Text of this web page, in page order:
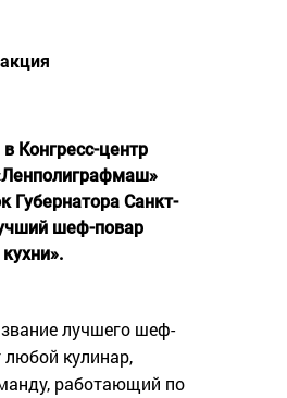
Конгресс-центр
Губернатора Санкт-
шеф-повар
лучшего шеф-
кулинар,
работающий по